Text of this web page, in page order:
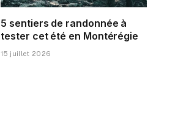
5 sentiers de randonnée à
tester cet été en Montérégie
15 juillet 2026